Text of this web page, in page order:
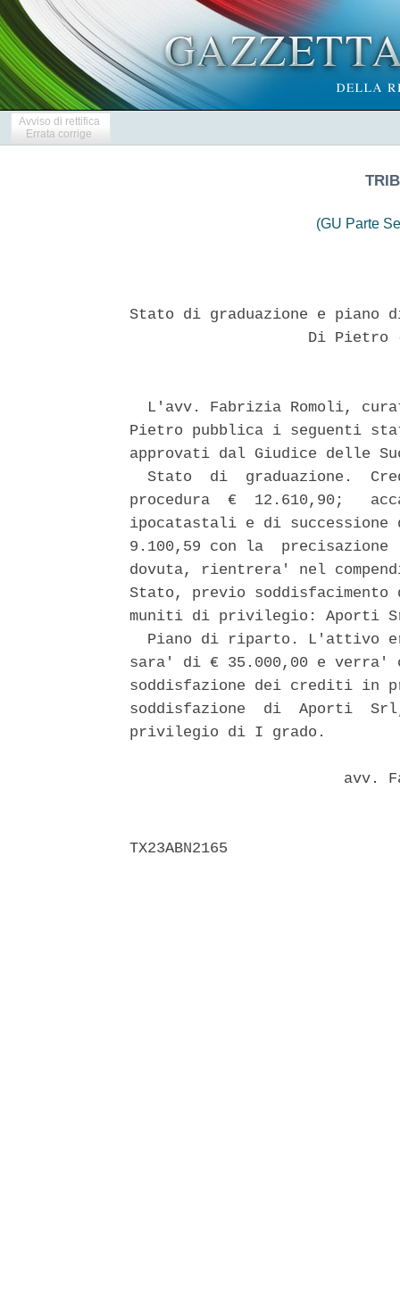
Avviso di rettifica
Errata corrige
(GU Parte
Stato di graduazione e
Di
L'avv. Fabrizia Romoli,
Pietro pubblica i seguenti
approvati dal Giudice delle
Stato  di  graduazione.
procedura  €  12.610,90;
ipocatastali e di
9.100,59 con la
dovuta, rientrera' nel
Stato, previo
muniti di privilegio: Aporti
Piano di riparto. L'attivo
sara' di € 35.000,00 e
soddisfazione dei crediti in
soddisfazione  di  Aporti
privilegio di I grado.
avv.